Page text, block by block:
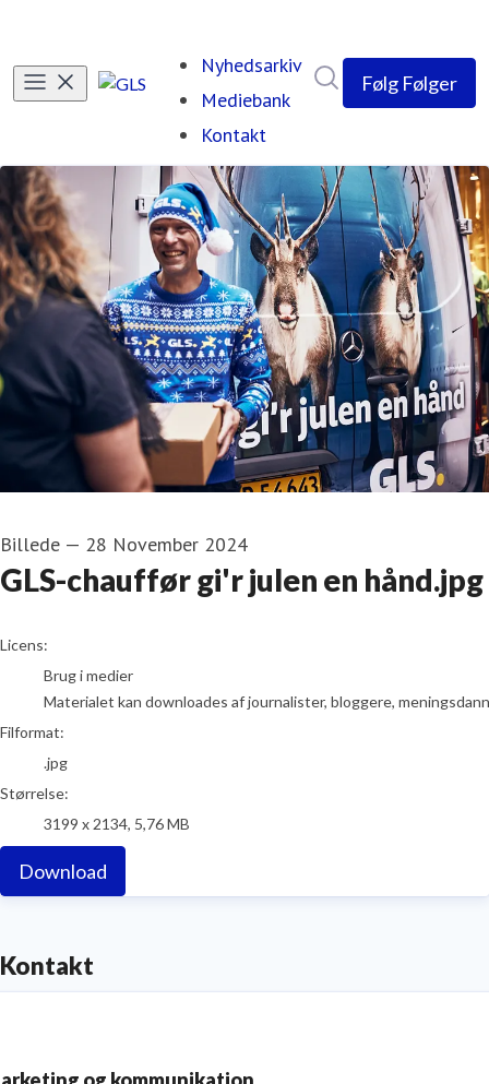
Nyhedsarkiv
Mediebank
Kontakt
Følg Følger
Billede — 28 November 2024
GLS-chauffør gi'r julen en hånd.jpg
go to media item
Licens:
Brug i medier
Materialet kan downloades af journalister, bloggere,
Filformat:
.jpg
Størrelse:
3199 x 2134, 5,76 MB
Download
Kontakt